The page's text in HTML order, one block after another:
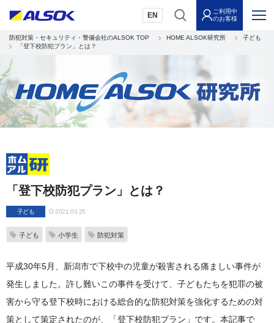
EN
ご利用中
のお客様
防犯対策・セキュリティ・警備会社のALSOK TOP HOME ALSOK研究所
子ども
「登下校防犯プラン」とは？
「登下校防犯プラン」とは？
子ども 2021.03.25
子ども 小学生 防犯対策
平成30年5月、新潟市で下校中の児童が殺害される痛ましい事件が
発生しました。許し難いこの事件を受けて、子どもたちを犯罪の被
害から守る登下校時における総合的な防犯対策を強化するための対
策として策定されたのが、「登下校防犯プラン」です。本記事で